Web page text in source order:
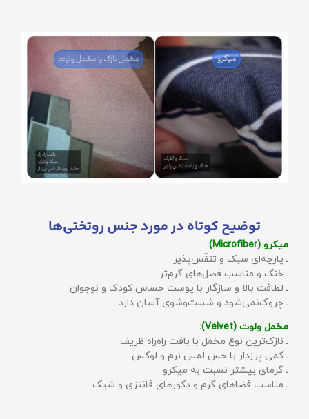
توضیح کوتاه در مورد جنس روتختی‌ها
میکرو (Microfiber):
ـ پارچه‌ای سبک و تنفّس‌پذیر
ـ خنک و مناسب فصل‌های گرم‌تر
ـ لطافت بالا و سازگار با پوست حساس کودک و نوجوان
ـ چروک‌نمی‌شود و شست‌وشوی آسان دارد
مخمل ولوت (Velvet):
ـ نازک‌ترین نوع مخمل با بافت راه‌راه ظریف
ـ کمی پرزدار با حس لمس نرم و لوکس
ـ گرمای بیشتر نسبت به میکرو
ـ مناسب فضاهای گرم و دکورهای فانتزی و شیک